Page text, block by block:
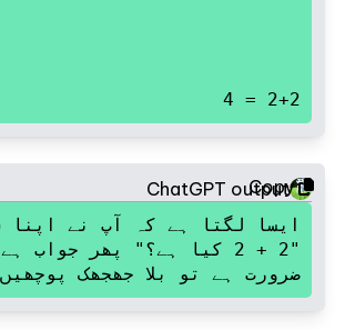
2+2 = 4
Copy
ChatGPT output
ضرورت ہے تو بلا جھجھک پوچھیں!